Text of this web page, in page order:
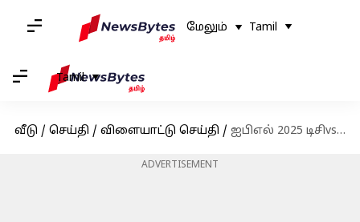
மேலும் Tamil
Tamil
வீடு / செய்தி / விளையாட்டு செய்தி / ஐபிஎல் 2025 டிசிvsசிஎஸ்கே: ஃபாஃப் டு பிளெசிஸ் விளையாடாததற்கு காரணம் என்ன?
ADVERTISEMENT